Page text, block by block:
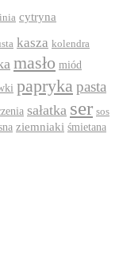
cytryna
kasza kolendra
masło miód
paprykapasta
sałatka ser sos
ziemniaki śmietana